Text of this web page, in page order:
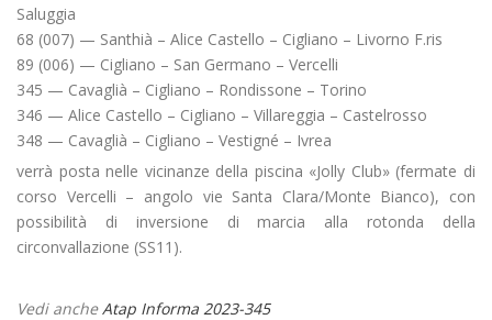
Saluggia
68 (007) — Santhià – Alice Castello – Cigliano – Livorno F.ris
89 (006) — Cigliano – San Germano – Vercelli
345 — Cavaglià – Cigliano – Rondissone – Torino
346 — Alice Castello – Cigliano – Villareggia – Castelrosso
348 — Cavaglià – Cigliano – Vestigné – Ivrea
verrà posta nelle vicinanze della piscina «Jolly Club» (fermate di
corso Vercelli – angolo vie Santa Clara/Monte Bianco), con
possibilità di inversione di marcia alla rotonda della
circonvallazione (SS11).
Vedi ancheAtap Informa 2023-345